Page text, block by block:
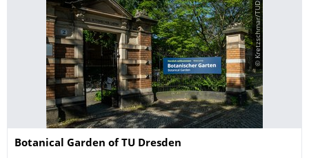
© Kretzschmar/TUD
Name
Botanical Garden of TU Dresden